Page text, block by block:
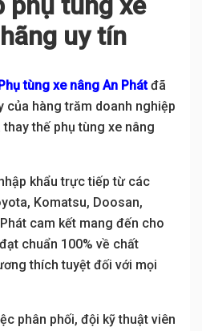
uy tín
tùng xe nâng An Phátđã
của hàng trăm doanh nghiệp
thế phụ tùng xe nâng
khẩu trực tiếp từ các
Komatsu, Doosan,
cam kết mang đến cho
chuẩn 100% về chất
thích tuyệt đối với mọi
phân phối, đội kỹ thuật viên